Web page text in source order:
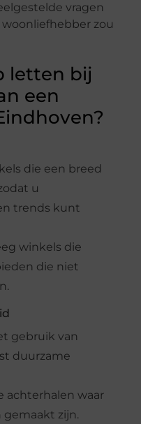
vragen
zou
letten bij
een
die een breed
u
trends kunt
winkels die
die niet
gebruik van
duurzame
achterhalen waar
zijn.